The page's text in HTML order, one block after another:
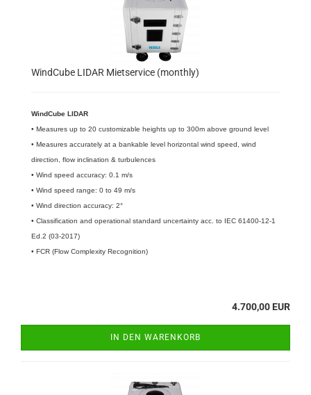
WindCube LIDAR Mietservice (monthly)
WindCube LIDAR
• Measures up to 20 customizable heights up to 300m above ground level
• Measures accurately at a bankable level horizontal wind speed, wind
direction, flow inclination & turbulences
• Wind speed accuracy: 0.1 m/s
• Wind speed range: 0 to 49 m/s
• Wind direction accuracy: 2°
• Classification and operational standard uncertainty acc. to IEC 61400-12-1
Ed.2 (03-2017)
• FCR (Flow Complexity Recognition)
4.700,00 EUR
IN DEN WARENKORB